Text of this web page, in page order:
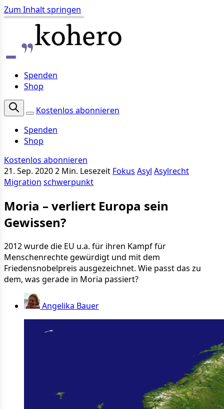
Zum Inhalt springen
Spenden
Shop
Kostenlos abonnieren
Spenden
Shop
Kostenlos abonnieren
21. Sep. 20202 Min. Lesezeit Fokus Asyl Asylrecht
Migration schwerpunkt
Moria – verliert Europa sein
Gewissen?
2012 wurde die EU u.a. für ihren Kampf für
Menschenrechte gewürdigt und mit dem
Friedensnobelpreis ausgezeichnet. Wie passt das zu
dem, was gerade in Moria passiert?
Angelika Bauer